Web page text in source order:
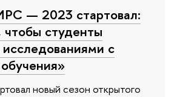
— 2023 стартовал:
студенты
с
новый сезон открытого